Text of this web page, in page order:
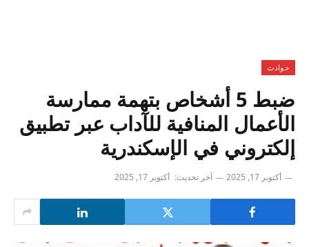
حوادث
ضبط 5 أشخاص بتهمة ممارسة
الأعمال المنافية للآداب عبر تطبيق
إلكتروني في الإسكندرية
أكتوبر 17, 2025 آخر تحديث: أكتوبر 17, 2025